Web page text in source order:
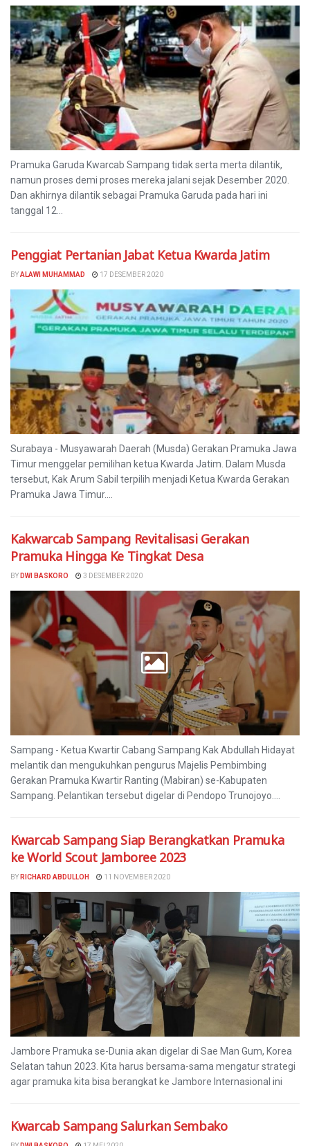
Pramuka Garuda Kwarcab Sampang tidak serta merta dilantik,
namun proses demi proses mereka jalani sejak Desember 2020.
Dan akhirnya dilantik sebagai Pramuka Garuda pada hari ini
tanggal 12...
Penggiat Pertanian Jabat Ketua Kwarda Jatim
BYALAWI MUHAMMAD 17 DESEMBER 2020
Surabaya - Musyawarah Daerah (Musda) Gerakan Pramuka Jawa
Timur menggelar pemilihan ketua Kwarda Jatim. Dalam Musda
tersebut, Kak Arum Sabil terpilih menjadi Ketua Kwarda Gerakan
Pramuka Jawa Timur....
Kakwarcab Sampang Revitalisasi Gerakan
Pramuka Hingga Ke Tingkat Desa
BY DWI BASKORO 3 DESEMBER 2020
Sampang - Ketua Kwartir Cabang Sampang Kak Abdullah Hidayat
melantik dan mengukuhkan pengurus Majelis Pembimbing
Gerakan Pramuka Kwartir Ranting (Mabiran) se-Kabupaten
Sampang. Pelantikan tersebut digelar di Pendopo Trunojoyo....
Kwarcab Sampang Siap Berangkatkan Pramuka
ke World Scout Jamboree 2023
BY RICHARD ABDULLOH 11 NOVEMBER 2020
Jambore Pramuka se-Dunia akan digelar di Sae Man Gum, Korea
Selatan tahun 2023. Kita harus bersama-sama mengatur strategi
agar pramuka kita bisa berangkat ke Jambore Internasional ini
Kwarcab Sampang Salurkan Sembako